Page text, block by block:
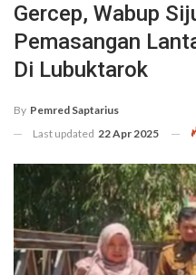
Gercep, Wabup
Pemasangan
Di Lubuktarok
By Pemred Saptarius
Last updated 22 Apr 2025